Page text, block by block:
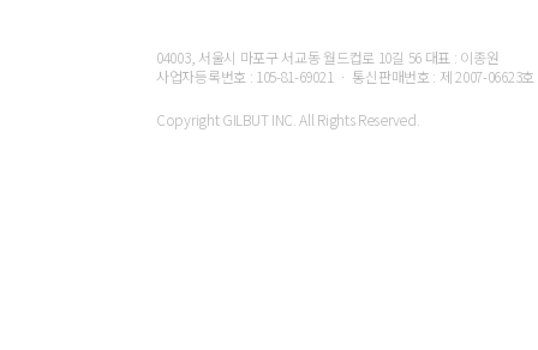
04003, 서울시 마포구 서교동 월드컵로 10길 56 대표 : 이종원
사업자등록번호 : 105-81-69021 ㆍ 통신판매번호 : 제 2007-06623호
Copyright GILBUT INC. All Rights Reserved.